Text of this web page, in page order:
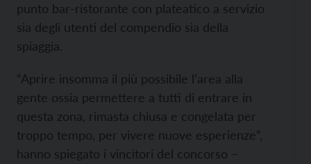
punto bar-ristorante con plateatico a servizio
sia degli utenti del compendio sia della
spiaggia.
“Aprire insomma il più possibile l’area alla
gente ossia permettere a tutti di entrare in
questa zona, rimasta chiusa e congelata per
troppo tempo, per vivere nuove esperienze”,
hanno spiegato i vincitori del concorso –